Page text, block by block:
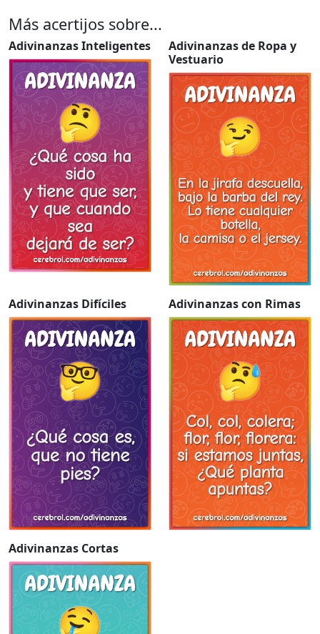
Más acertijos sobre...
Adivinanzas Inteligentes
Adivinanzas de Ropa y
Vestuario
Adivinanzas Difíciles Adivinanzas con Rimas
Adivinanzas Cortas